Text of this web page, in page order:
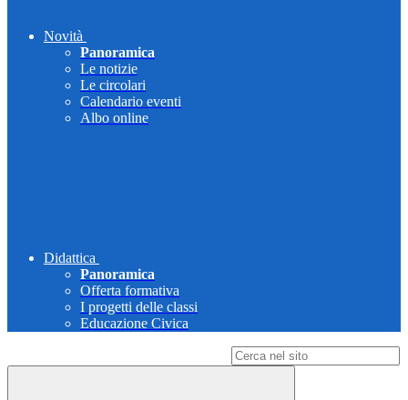
Novità
Panoramica
Le notizie
Le circolari
Calendario eventi
Albo online
Didattica
Panoramica
Offerta formativa
I progetti delle classi
Educazione Civica